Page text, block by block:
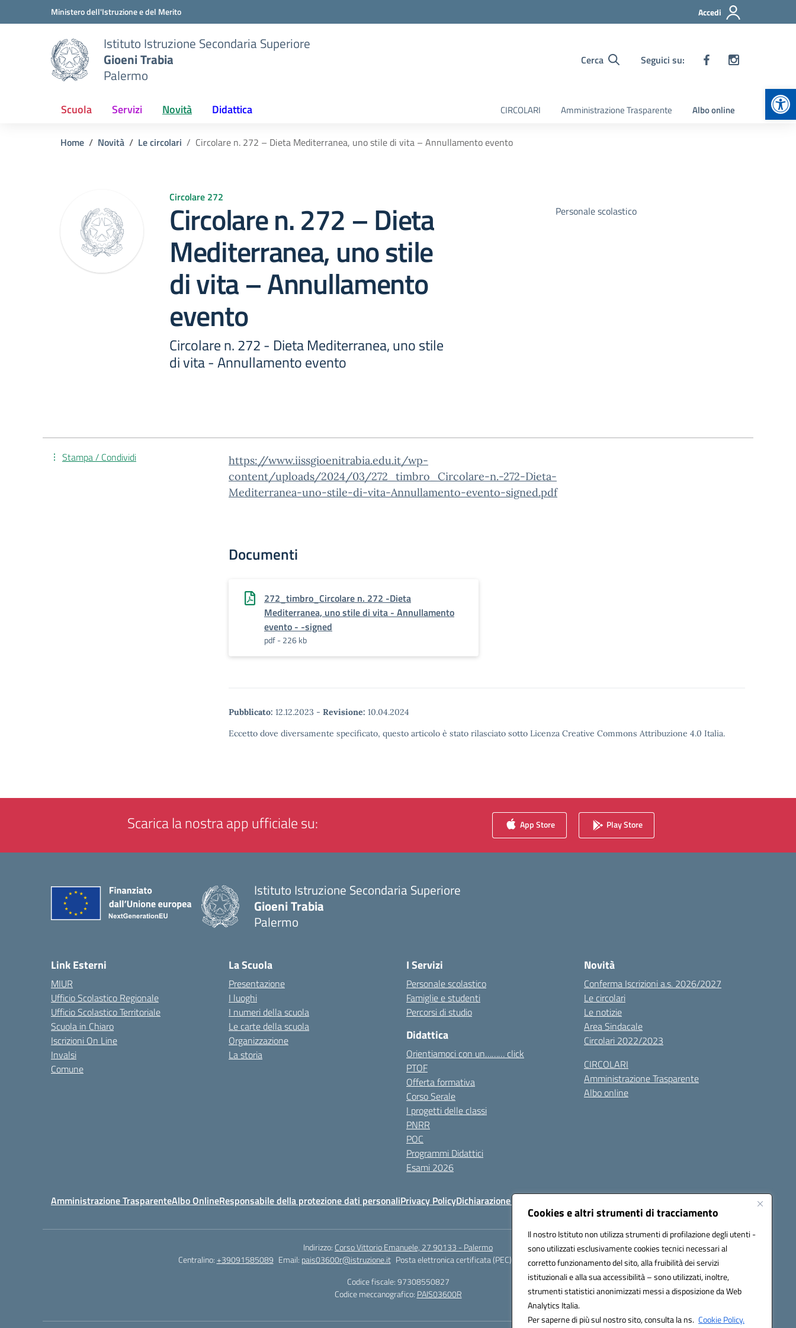
Cookies e altri strumenti di tracciamento
Il nostro Istituto non utilizza strumenti di profilazione degli utenti -
sono utilizzati esclusivamente cookies tecnici necessari al
corretto funzionamento del sito, alla fruibilità dei servizi
istituzionali e alla sua accessibilità – sono utilizzati, inoltre,
strumenti statistici anonimizzati messi a disposizione da Web
Analytics Italia.
Per saperne di più sul nostro sito, consulta la ns. Cookie Policy.
Vai ai contenuti
Vai al menu di navigazioneMinistero dell'Istruzione e del Merito Accedi
Istituto Istruzione Secondaria Superiore
Gioeni Trabia
Palermo
Cerca Seguici su:
Scuola Servizi Novità Didattica CIRCOLARI Amministrazione Trasparente Albo online
Home Novità Le circolari Circolare n. 272 – Dieta Mediterranea, uno stile di vita – Annullamento evento
Circolare 272
Circolare n. 272 – Dieta
Mediterranea, uno stile
di vita – Annullamento
evento
Circolare n. 272 - Dieta Mediterranea, uno stile
di vita - Annullamento evento
Personale scolastico
https://www.iissgioenitrabia.edu.it/wp-
content/uploads/2024/03/272_timbro_Circolare-n.-272-Dieta-
Mediterranea-uno-stile-di-vita-Annullamento-evento-signed.pdf
Documenti
272_timbro_Circolare n. 272 -Dieta
Mediterranea, uno stile di vita - Annullamento
evento - -signed
pdf - 226 kb
Pubblicato: 12.12.2023 - Revisione: 10.04.2024
Eccetto dove diversamente specificato, questo articolo è stato rilasciato sotto Licenza Creative Commons Attribuzione 4.0 Italia.
Stampa / Condividi
Scarica la nostra app ufficiale su: App Store Play Store
Istituto Istruzione Secondaria Superiore
Gioeni Trabia
Palermo
Link Esterni
MIUR
Ufficio Scolastico Regionale
Ufficio Scolastico Territoriale
Scuola in Chiaro
Iscrizioni On Line
Invalsi
Comune
La Scuola
Presentazione
I luoghi
I numeri della scuola
Le carte della scuola
Organizzazione
La storia
I Servizi
Personale scolastico
Famiglie e studenti
Percorsi di studio
Didattica
Orientiamoci con un……… click
PTOF
Offerta formativa
Corso Serale
I progetti delle classi
PNRR
POC
Programmi Didattici
Esami 2026
Novità
Conferma Iscrizioni a.s. 2026/2027
Le circolari
Le notizie
Area Sindacale
Circolari 2022/2023
CIRCOLARI
Amministrazione Trasparente
Albo online
Amministrazione TrasparenteAlbo OnlineResponsabile della protezione dati personaliPrivacy PolicyDichiarazione di accessibilità Seguici su:
Indirizzo: Corso Vittorio Emanuele, 27 90133 - Palermo
Centralino:+39091585089 Email: pais03600r@istruzione.it Posta elettronica certificata (PEC):
pais03600r@pec.istruzione.it
Codice fiscale: 97308550827
Codice meccanografico: PAIS03600R